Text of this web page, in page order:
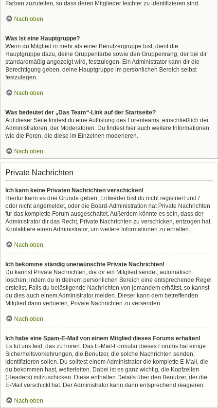
Farben zuzuteilen, so dass deren Mitglieder leichter zu identifizieren sind.
Nach oben
Was ist eine Hauptgruppe?
Wenn du Mitglied in mehr als einer Benutzergruppe bist, dient die
Hauptgruppe dazu, deine Gruppenfarbe sowie den Gruppenrang, der bei dir
standardmäßig angezeigt wird, festzulegen. Ein Administrator kann dir die
Berechtigung geben, deine Hauptgruppe im persönlichen Bereich selbst
festzulegen.
Nach oben
Was bedeutet der „Das Team“-Link auf der Startseite?
Auf dieser Seite findest du eine Auflistung des Forenteams, einschließlich der
Administratoren, der Moderatoren. Du findest hier auch weitere Informationen
wie die Foren, die diese im Einzelnen moderieren.
Nach oben
Private Nachrichten
Ich kann keine Privaten Nachrichten verschicken!
Hierfür kann es drei Gründe geben: Entweder bist du nicht registriert und /
oder nicht angemeldet, oder die Board-Administration hat Private Nachrichten
für das komplette Forum ausgeschaltet. Außerdem könnte es sein, dass der
Administrator dir das Recht, Private Nachrichten zu verschicken, entzogen hat.
Kontaktiere einen Administrator, um weitere Informationen zu erhalten.
Nach oben
Ich bekomme ständig unerwünschte Private Nachrichten!
Du kannst Private Nachrichten, die dir ein Mitglied sendet, automatisch
löschen, indem du in deinem persönlichen Bereich eine entsprechende Regel
erstellst. Falls du belästigende Nachrichten von jemandem erhältst, so kannst
du dies auch einem Administrator melden. Dieser kann dem betreffenden
Mitglied dann verbieten, Private Nachrichten zu versenden.
Nach oben
Ich habe eine Spam-E-Mail von einem Mitglied dieses Forums erhalten!
Es tut uns leid, das zu hören. Das E-Mail-Formular dieses Forums hat einige
Sicherheitsvorkehrungen, die Benutzer, die solche Nachrichten senden,
identifizieren sollen. Du solltest einem Administrator die komplette E-Mail, die
du bekommen hast, weiterleiten. Dabei ist es ganz wichtig, die Kopfzeilen
(Headers) mitzuschicken. Diese enthalten Details über den Benutzer, der die
E-Mail verschickt hat. Der Administrator kann dann entsprechend reagieren.
Nach oben